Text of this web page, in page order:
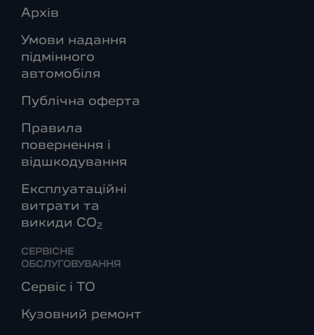
Архів
Умови надання
підмінного
автомобіля
Публічна оферта
Правила
повернення і
відшкодування
Експлуатаційні
витрати та
викиди СО2
СЕРВІСНЕ
ОБСЛУГОВУВАННЯ
Сервіс і ТО
Кузовний ремонт